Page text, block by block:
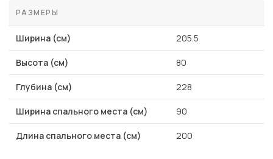
РАЗМЕРЫ
Ширина (см) 205.5
Высота (см) 80
Глубина (см) 228
Ширина спального места (см) 90
Длина спального места (см) 200